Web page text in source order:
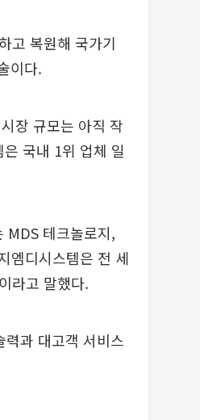
고 복원해 국가기
이다.
장 규모는 아직 작
국내 1위 업체 일
MDS 테크놀로지,
엠디시스템은 전 세
라고 말했다.
과 대고객 서비스